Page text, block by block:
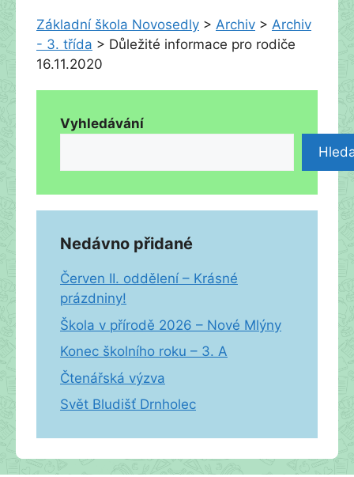
Základní škola Novosedly > Archiv > Archiv
- 3. třída > Důležité informace pro rodiče
16.11.2020
Vyhledávání
Nedávno přidané
Červen II. oddělení – Krásné
prázdniny!
Škola v přírodě 2026 – Nové Mlýny
Konec školního roku – 3. A
Čtenářská výzva
Svět Bludišť Drnholec